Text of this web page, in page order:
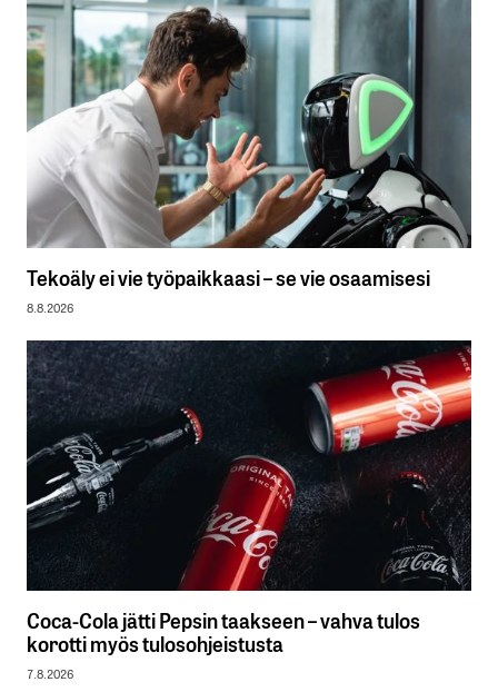
Tekoäly ei vie työpaikkaasi – se vie osaamisesi
8.8.2026
Coca-Cola jätti Pepsin taakseen – vahva tulos
korotti myös tulosohjeistusta
7.8.2026